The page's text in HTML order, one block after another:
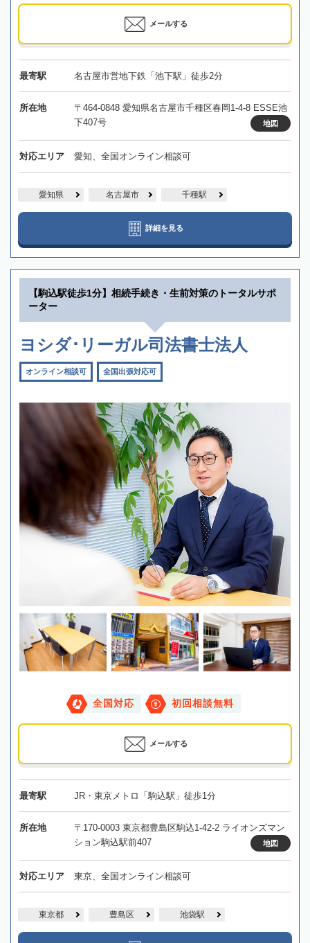
メールする
最寄駅 名古屋市営地下鉄「池下駅」徒歩2分
所在地
〒464-0848 愛知県名古屋市千種区春岡1-4-8 ESSE池
下407号
地図
対応エリア 愛知、全国オンライン相談可
愛知県 名古屋市 千種駅
詳細を見る
【駒込駅徒歩1分】相続手続き・生前対策のトータルサポ
ーター
ヨシダ･リーガル司法書士法人
オンライン相談可 全国出張対応可
全国対応 初回相談無料
メールする
最寄駅 JR・東京メトロ「駒込駅」徒歩1分
所在地
〒170-0003 東京都豊島区駒込1-42-2 ライオンズマン
ション駒込駅前407
地図
対応エリア 東京、全国オンライン相談可
東京都 豊島区 池袋駅